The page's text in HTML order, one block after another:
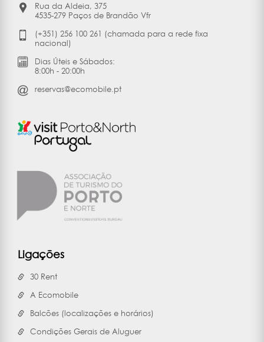
Rua da Aldeia, 375
4535-279 Paços de Brandão Vfr
(+351) 256 100 261 (chamada para a rede fixa
nacional)
Dias Úteis e Sábados:
8:00h - 20:00h
reservas@ecomobile.pt
Ligações
30 Rent
A Ecomobile
Balcões (localizações e horários)
Condições Gerais de Aluguer